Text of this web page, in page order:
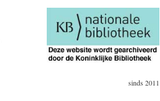
sinds 2011